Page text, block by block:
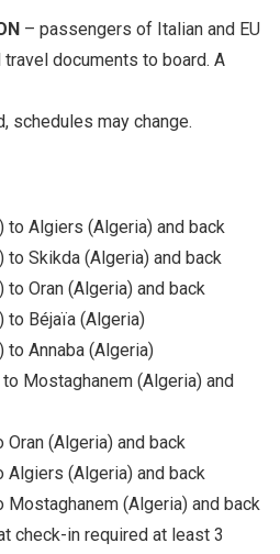
– passengers of Italian and EU
documents to board. A
schedules may change.
to Algiers (Algeria) and back
to Skikda (Algeria) and back
to Oran (Algeria) and back
to Béjaïa (Algeria)
to Annaba (Algeria)
Mostaghanem (Algeria) and
Oran (Algeria) and back
Algiers (Algeria) and back
Mostaghanem (Algeria) and back
check-in required at least 3